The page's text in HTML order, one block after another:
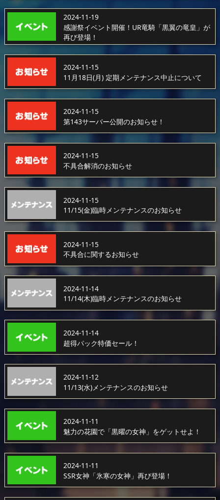
2024-11-19
感謝祭イベント開催！UR竜騎「黒翼の竜皇」が
再び登場！
2024-11-15
11月18日(月) 定期メンテナンス中止について
2024-11-15
第143サーバー公開のお知らせ！
2024-11-15
不具合解消のお知らせ
2024-11-15
11/15(金)臨時メンテナンスのお知らせ
2024-11-15
不具合に関するお知らせ
2024-11-14
11/14(木)臨時メンテナンスのお知らせ
2024-11-14
超得パック特価セール！
2024-11-12
11/13(水)メンテナンスのお知らせ
2024-11-11
魅力の花園で「黒曜の女神」をゲットせよ！
2024-11-11
SSR女神「氷寒の女神」再び登場！